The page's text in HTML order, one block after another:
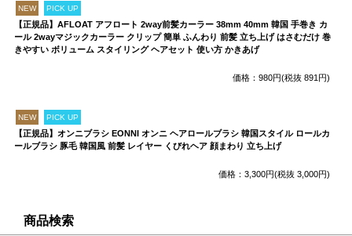
NEW PICK UP
【正規品】AFLOAT アフロート 2way前髪カーラー 38mm 40mm 韓国 手巻き カ
ール 2wayマジックカーラー クリップ 簡単 ふんわり 前髪 立ち上げ はさむだけ 巻
きやすい ボリューム スタイリング ヘアセット 使い方 かきあげ
価格：980円(税抜 891円)
NEW PICK UP
【正規品】オンニブラシ EONNI オンニ ヘアロールブラシ 韓国スタイル ロールカ
ールブラシ 豚毛 韓国風 前髪 レイヤー くびれヘア 顔まわり 立ち上げ
価格：3,300円(税抜 3,000円)
商品検索